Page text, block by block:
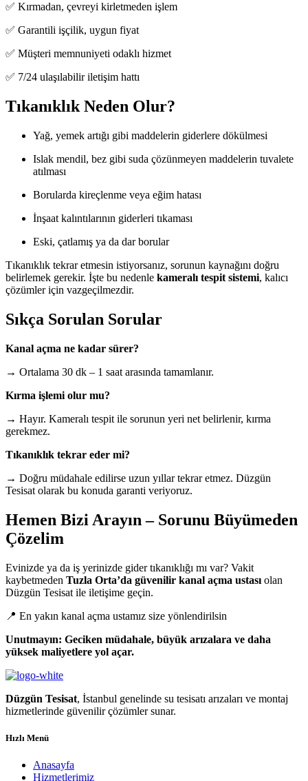
✅ Kırmadan, çevreyi kirletmeden işlem
✅ Garantili işçilik, uygun fiyat
✅ Müşteri memnuniyeti odaklı hizmet
✅ 7/24 ulaşılabilir iletişim hattı
Tıkanıklık Neden Olur?
Yağ, yemek artığı gibi maddelerin giderlere dökülmesi
Islak mendil, bez gibi suda çözünmeyen maddelerin tuvalete
atılması
Borularda kireçlenme veya eğim hatası
İnşaat kalıntılarının giderleri tıkaması
Eski, çatlamış ya da dar borular
Tıkanıklık tekrar etmesin istiyorsanız, sorunun kaynağını doğru
belirlemek gerekir. İşte bu nedenle kameralı tespit sistemi, kalıcı
çözümler için vazgeçilmezdir.
Sıkça Sorulan Sorular
Kanal açma ne kadar sürer?
→ Ortalama 30 dk – 1 saat arasında tamamlanır.
Kırma işlemi olur mu?
→ Hayır. Kameralı tespit ile sorunun yeri net belirlenir, kırma
gerekmez.
Tıkanıklık tekrar eder mi?
→ Doğru müdahale edilirse uzun yıllar tekrar etmez. Düzgün
Tesisat olarak bu konuda garanti veriyoruz.
Hemen Bizi Arayın – Sorunu Büyümeden
Çözelim
Evinizde ya da iş yerinizde gider tıkanıklığı mı var? Vakit
kaybetmeden Tuzla Orta’da güvenilir kanal açma ustası olan
Düzgün Tesisat ile iletişime geçin.
📍 En yakın kanal açma ustamız size yönlendirilsin
Unutmayın: Geciken müdahale, büyük arızalara ve daha
yüksek maliyetlere yol açar.
Düzgün Tesisat, İstanbul genelinde su tesisatı arızaları ve montaj
hizmetlerinde güvenilir çözümler sunar.
Hızlı Menü
Anasayfa
Hizmetlerimiz